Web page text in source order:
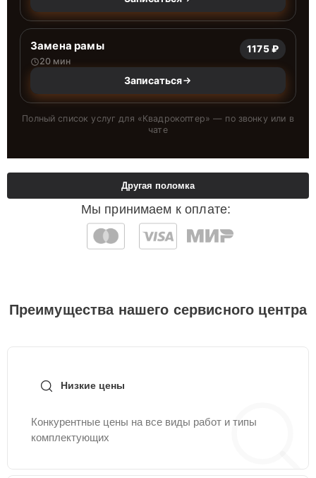
Замена рамы
20 мин
1175 ₽
Записаться
Полный список услуг для «Квадрокоптер» — по звонку или в
чате
Мы принимаем к оплате:
Другая поломка
Преимущества нашего сервисного центра
Низкие цены
Конкурентные цены на все виды работ и типы
комплектующих